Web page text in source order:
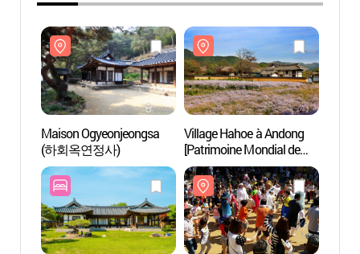
Maison Ogyeonjeongsa
(하회옥연정사)
Village Hahoe à Andong
[Patrimoine Mondial de
l'UNESCO] (안동
하회마을)